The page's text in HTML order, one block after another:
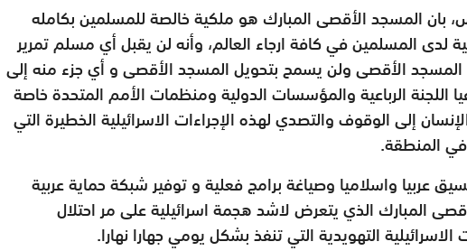
بان المسجد الأقصى المبارك هو ملكية خالصة للمسلمين بكامله
لدى المسلمين في كافة ارجاء العالم، وأنه لن يقبل أي مسلم تمرير
المسجد الأقصى ولن يسمح بتحويل المسجد الأقصى و أي جزء منه إلى
اللجنة الرباعية والمؤسسات الدولية ومنظمات الأمم المتحدة خاصة
إلى الوقوف والتصدي لهذه الإجراءات الاسرائيلية الخطيرة التي
المنطقة.
عربيا واسلاميا وصياغة برامج فعلية و توفير شبكة حماية عربية
المبارك الذي يتعرض لاشد هجمة اسرائيلية على مر احتلال
التهويدية التي تنفذ بشكل يومي جهارا نهارا.